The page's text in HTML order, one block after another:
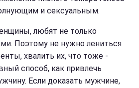
и сексуальным.
любят не только
Поэтому не нужно лениться
хвалить их, что тоже -
способ, как привлечь
Если доказать мужчине,